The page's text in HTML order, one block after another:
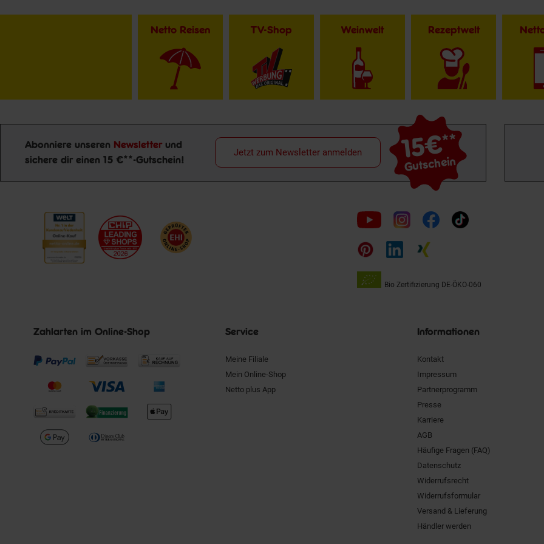
Netto Reisen TV-Shop Weinwelt Rezeptwelt
Newsletter Anmeldung
Abonniere unseren Newsletter und
sichere dir einen 15 €**-Gutschein!
15€**
Gutschein
Jetzt zum Newsletter anmelden
Folge
uns
auf
Bio Zertifizierung DE-ÖKO-060
Zahlarten im Online-Shop Service
Meine Filiale
Mein Online-Shop
Netto plus App
Informationen
Kontakt
Impressum
Partnerprogramm
Presse
Karriere
AGB
Häufige Fragen (FAQ)
Datenschutz
Widerrufsrecht
Widerrufsformular
Versand & Lieferung
Händler werden